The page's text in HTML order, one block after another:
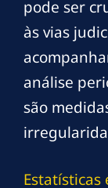
pode ser
às vias
análise
são
Estatísticas